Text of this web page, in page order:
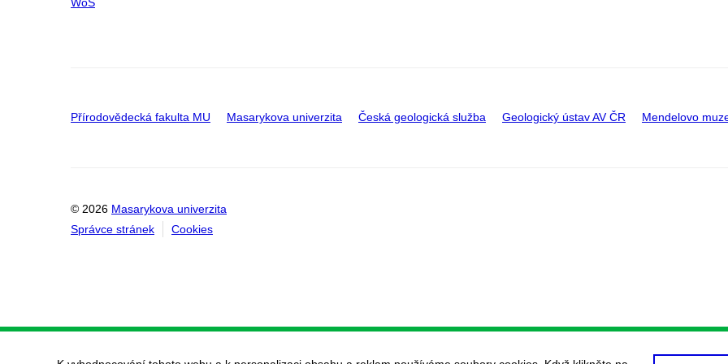
Přírodovědecká fakulta MU Masarykova univerzita Česká geologická služba Geologický ústav AV ČR Mendelovo
© 2026 Masarykova univerzita
Správce stránek
Cookies